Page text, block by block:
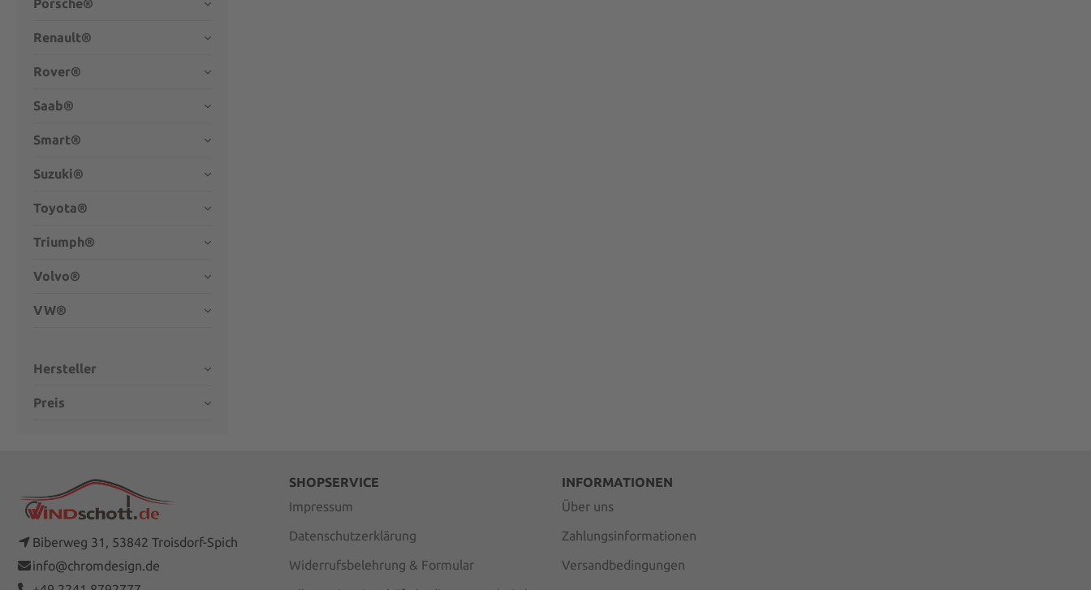
Porsche®
Renault®
Rover®
Saab®
Smart®
Suzuki®
Toyota®
Triumph®
Volvo®
VW®
Hersteller
Preis
Biberweg 31, 53842 Troisdorf-Spich
info@chromdesign.de
SHOPSERVICE
Impressum
Datenschutzerklärung
Widerrufsbelehrung & Formular
INFORMATIONEN
Über uns
Zahlungsinformationen
Versandbedingungen